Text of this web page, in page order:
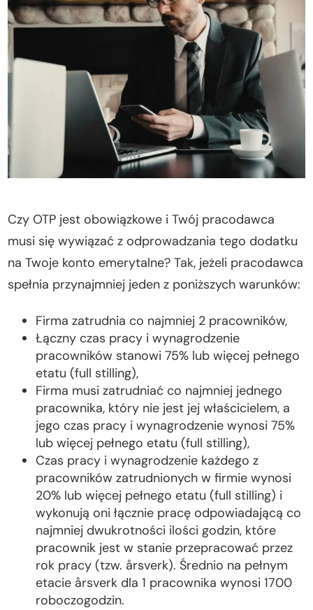
Czy OTP jest obowiązkowe i Twój pracodawca
musi się wywiązać z odprowadzania tego dodatku
na Twoje konto emerytalne? Tak, jeżeli pracodawca
spełnia przynajmniej jeden z poniższych warunków:
Firma zatrudnia co najmniej 2 pracowników,
Łączny czas pracy i wynagrodzenie
pracowników stanowi 75% lub więcej pełnego
etatu (full stilling),
Firma musi zatrudniać co najmniej jednego
pracownika, który nie jest jej właścicielem, a
jego czas pracy i wynagrodzenie wynosi 75%
lub więcej pełnego etatu (full stilling),
Czas pracy i wynagrodzenie każdego z
pracowników zatrudnionych w firmie wynosi
20% lub więcej pełnego etatu (full stilling) i
wykonują oni łącznie pracę odpowiadającą co
najmniej dwukrotności ilości godzin, które
pracownik jest w stanie przepracować przez
rok pracy (tzw. årsverk). Średnio na pełnym
etacie årsverk dla 1 pracownika wynosi 1700
roboczogodzin.